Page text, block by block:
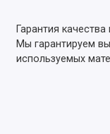
Гарантия
Мы гарантируем
используемых